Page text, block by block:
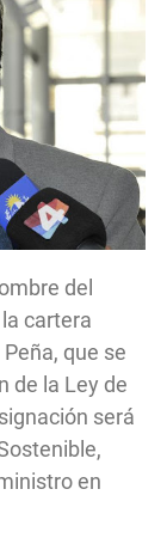
del
cartera
que se
de la Ley de
será
en